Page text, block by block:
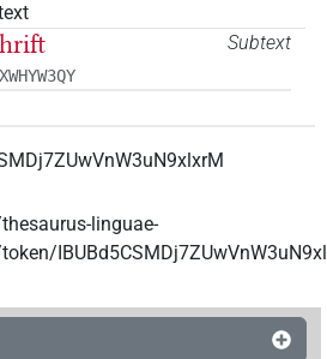
Subtext
linguae-